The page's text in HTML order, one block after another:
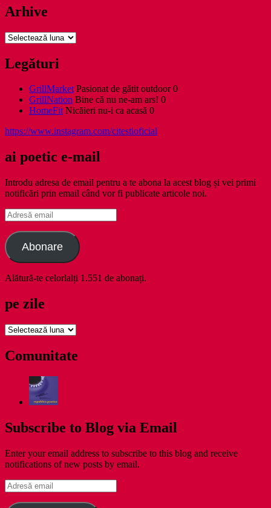
Arhive
Arhive
Legături
GrillMarketPasionat de gătit outdoor 0
GrillNation Bine că nu ne-am ars! 0
HomeFitNicăieri nu-i ca acasă 0
https://www.instagram.com/citestioficial
ai poetic e-mail
Introdu adresa de email pentru a te abona la acest blog și vei primi
notificări prin email când vor fi publicate articole noi.
Adresă
email
Abonare
Alătură-te celorlalți 1.551 de abonați.
pe zile
pe
Comunitate
Subscribe to Blog via Email
Enter your email address to subscribe to this blog and receive
notifications of new posts by email.
Adresă
email